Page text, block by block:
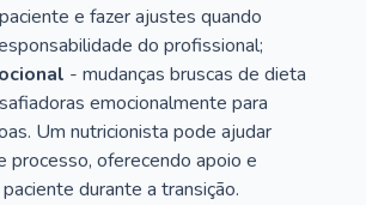
e fazer ajustes quando
do profissional;
- mudanças bruscas de dieta
emocionalmente para
Um nutricionista pode ajudar
processo, oferecendo apoio e
durante a transição.